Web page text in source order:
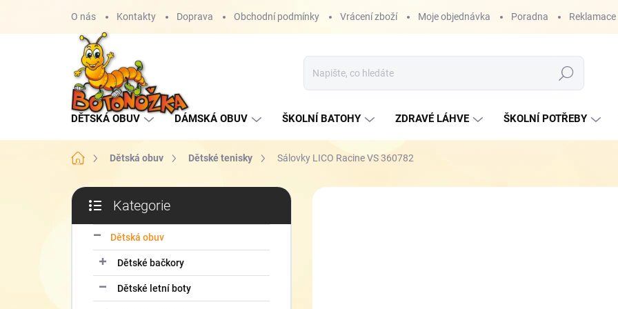
O nás Kontakty Doprava Obchodní podmínky Vrácení zboží Moje objednávka Poradna Reklamace
Hledat
DĚTSKÁ OBUV DÁMSKÁ OBUV ŠKOLNÍ BATOHY ZDRAVÉ LÁHVE ŠKOLNÍ POTŘEBY
Domů Dětská obuv Dětské tenisky Sálovky LICO Racine VS 360782
P
s
kategorie
Kategorie
Dětská obuv
Dětské bačkory
Dětské letní boty
ZNAČKA: